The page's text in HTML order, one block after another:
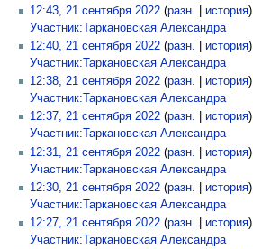
12:43, 21 сентября 2022 (разн. история)
Участник:Таркановская Александра
12:40, 21 сентября 2022 (разн. история)
Участник:Таркановская Александра‎
12:38, 21 сентября 2022 (разн. история)
Участник:Таркановская Александра‎
12:37, 21 сентября 2022 (разн. история)
Участник:Таркановская Александра‎
12:31, 21 сентября 2022 (разн. история)
Участник:Таркановская Александра
12:30, 21 сентября 2022 (разн. история)
Участник:Таркановская Александра‎
12:27, 21 сентября 2022 (разн. история)
Участник:Таркановская Александра‎